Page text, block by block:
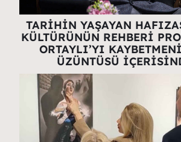
TARİHİN YAŞAYAN
KÜLTÜRÜNÜN REHBERİ
ORTAYLI’YI
ÜZÜNTÜSÜ